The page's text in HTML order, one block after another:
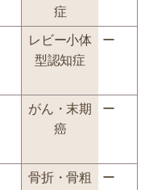
症
レビー小体
型認知症
ー
がん・末期
癌
ー
骨折・骨粗
ー